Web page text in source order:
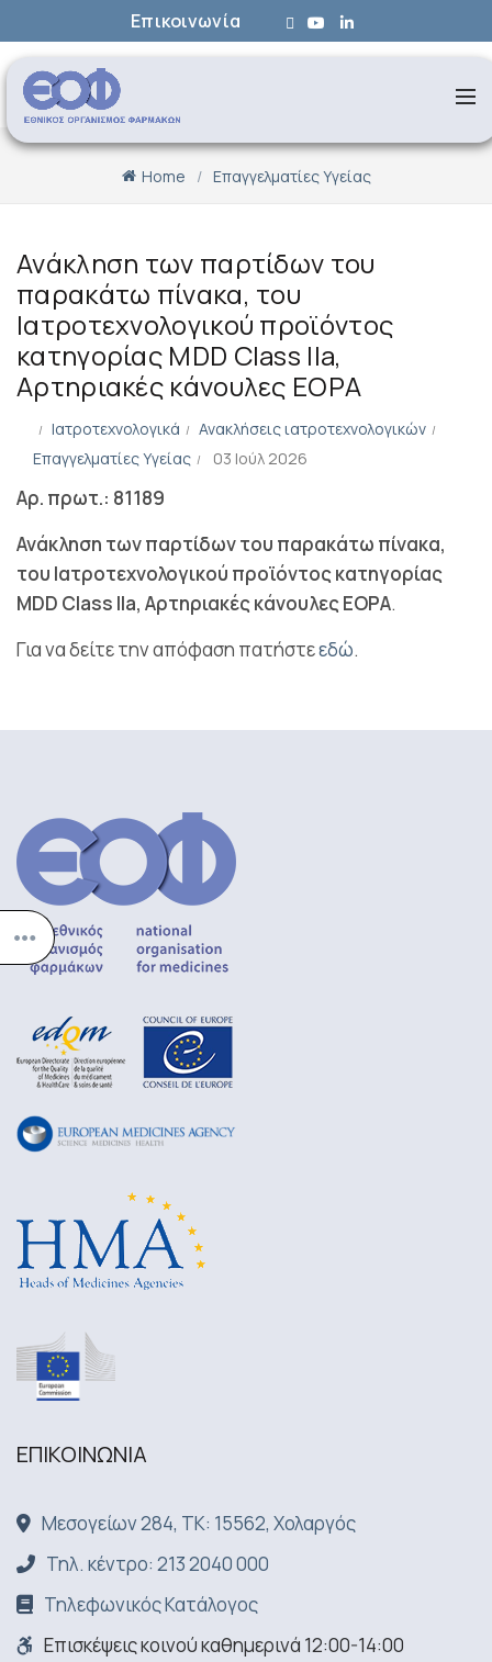
Επικοινωνία
Home Επαγγελματίες Υγείας
Ανάκληση των παρτίδων του
παρακάτω πίνακα, του
Ιατροτεχνολογικού προϊόντος
κατηγορίας MDD Class IIa,
Αρτηριακές κάνουλες ΕΟΡΑ
Ιατροτεχνολογικά
Ανακλήσεις ιατροτεχνολογικών
Επαγγελματίες Υγείας
03 Ιούλ 2026
Αρ. πρωτ.: 81189
Ανάκληση των παρτίδων του παρακάτω πίνακα,
του Ιατροτεχνολογικού προϊόντος κατηγορίας
MDD Class IIa, Αρτηριακές κάνουλες ΕΟΡΑ.
Για να δείτε την απόφαση πατήστεεδώ.
ΕΠΙΚΟΙΝΩΝΙA
Μεσογείων 284, ΤΚ: 15562, Χολαργός
Τηλ. κέντρο: 213 2040 000
Τηλεφωνικός Κατάλογος
Επισκέψεις κοινού καθημερινά 12:00-14:00